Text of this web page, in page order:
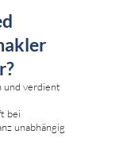
und verdient
bei
unabhängig